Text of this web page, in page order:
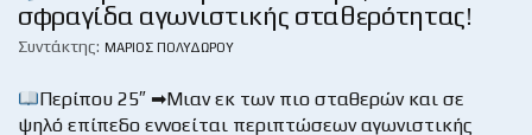
σφραγίδα αγωνιστικής σταθερότητας!
Συντάκτης: ΜΆΡΙΟΣ ΠΟΛΥΔΏΡΟΥ
Περίπου 25″ ➡Μιαν εκ των πιο σταθερών και σε
ψηλό επίπεδο εννοείται περιπτώσεων αγωνιστικής